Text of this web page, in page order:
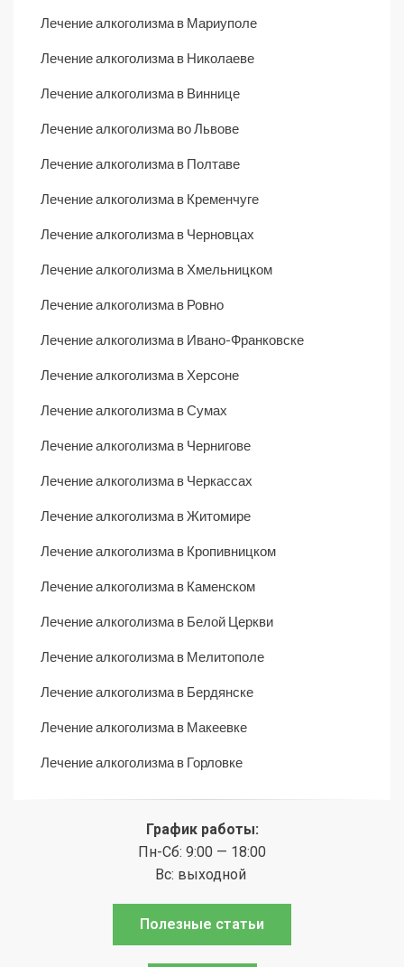
Лечение алкоголизма в Мариуполе
Лечение алкоголизма в Николаеве
Лечение алкоголизма в Виннице
Лечение алкоголизма во Львове
Лечение алкоголизма в Полтаве
Лечение алкоголизма в Кременчуге
Лечение алкоголизма в Черновцах
Лечение алкоголизма в Хмельницком
Лечение алкоголизма в Ровно
Лечение алкоголизма в Ивано-Франковске
Лечение алкоголизма в Херсоне
Лечение алкоголизма в Сумах
Лечение алкоголизма в Чернигове
Лечение алкоголизма в Черкассах
Лечение алкоголизма в Житомире
Лечение алкоголизма в Кропивницком
Лечение алкоголизма в Каменском
Лечение алкоголизма в Белой Церкви
Лечение алкоголизма в Мелитополе
Лечение алкоголизма в Бердянске
Лечение алкоголизма в Макеевке
Лечение алкоголизма в Горловке
График работы:
Пн-Сб: 9:00 — 18:00
Вс: выходной
Полезные статьи